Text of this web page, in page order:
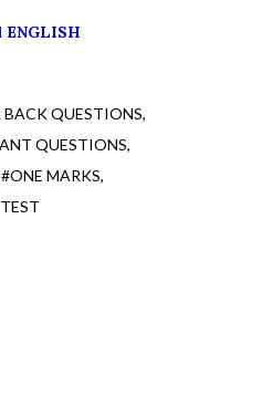
ENGLISH
QUESTIONS
QUESTIONS
#ONE MARKS